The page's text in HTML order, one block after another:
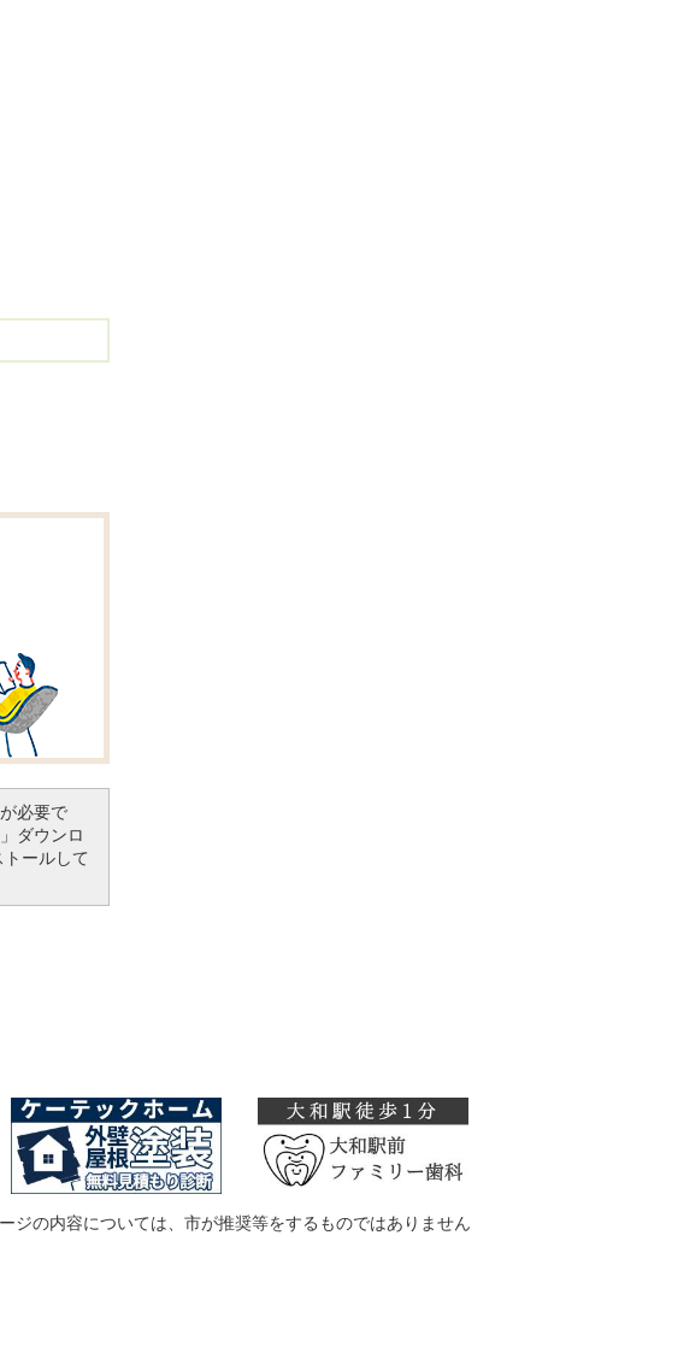
必要で
ダウンロ
ールして
ジの内容については、市が推奨等をするものではありません